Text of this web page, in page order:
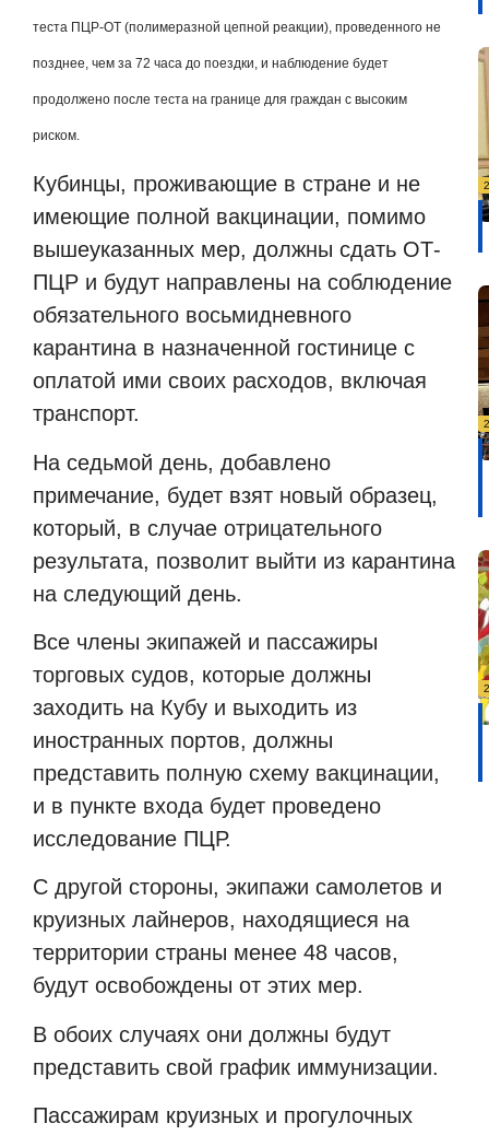
теста ПЦР-ОТ (полимеразной цепной реакции), проведенного не
позднее, чем за 72 часа до поездки, и наблюдение будет
продолжено после теста на границе для граждан с высоким
риском.
Кубинцы, проживающие в стране и не
имеющие полной вакцинации, помимо
вышеуказанных мер, должны сдать ОТ-
ПЦР и будут направлены на соблюдение
обязательного восьмидневного
карантина в назначенной гостинице с
оплатой ими своих расходов, включая
транспорт.
На седьмой день, добавлено
примечание, будет взят новый образец,
который, в случае отрицательного
результата, позволит выйти из карантина
на следующий день.
Все члены экипажей и пассажиры
торговых судов, которые должны
заходить на Кубу и выходить из
иностранных портов, должны
представить полную схему вакцинации,
и в пункте входа будет проведено
исследование ПЦР.
С другой стороны, экипажи самолетов и
круизных лайнеров, находящиеся на
территории страны менее 48 часов,
будут освобождены от этих мер.
В обоих случаях они должны будут
представить свой график иммунизации.
Пассажирам круизных и прогулочных